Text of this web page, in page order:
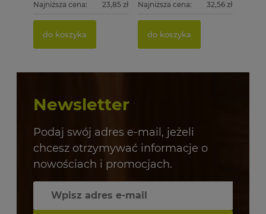
Najniższa cena: 23,85 zł
do koszyka
Najniższa cena: 32,56 zł
do koszyka
Newsletter
Podaj swój adres e-mail, jeżeli
chcesz otrzymywać informacje o
nowościach i promocjach.